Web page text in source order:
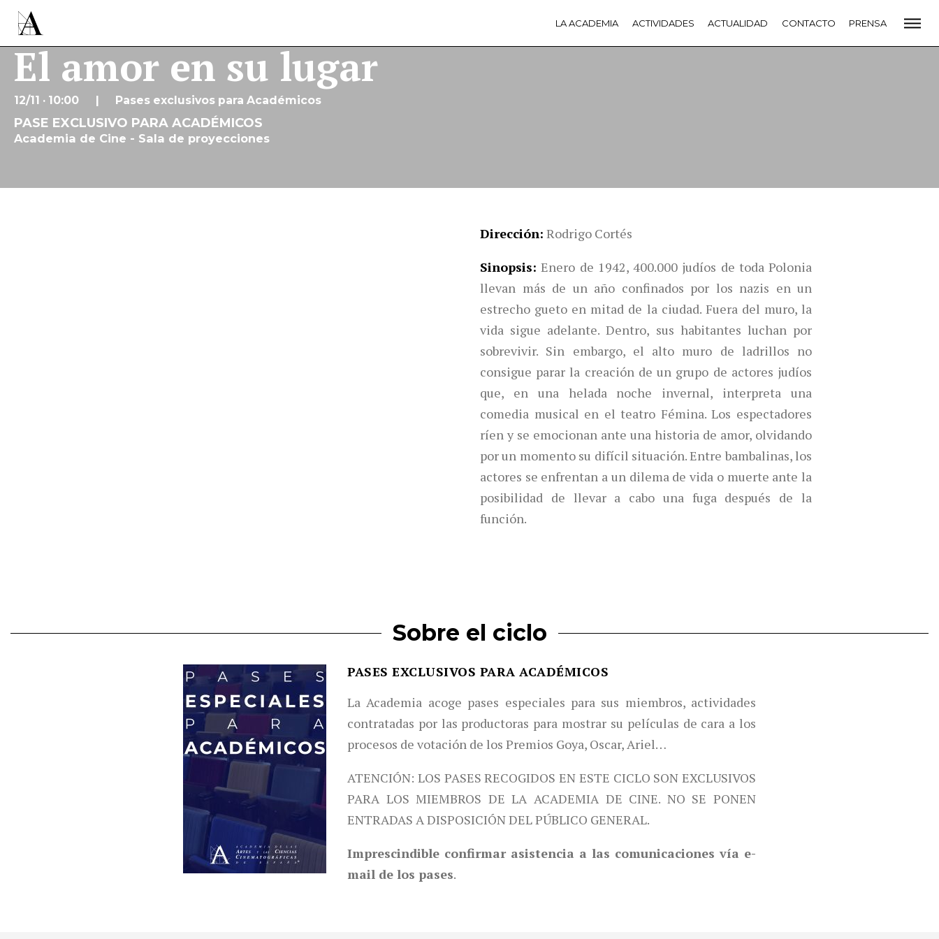
LA ACADEMIA ACTIVIDADES ACTUALIDAD CONTACTO PRENSA
El amor en su lugar
12/11 · 10:00 Pases exclusivos para Académicos
PASE EXCLUSIVO PARA ACADÉMICOS
Academia de Cine - Sala de proyecciones
Dirección Rodrigo Cortés
Sinopsis Enero de 1942, 400.000 judíos de toda Polonia
llevan más de un año confinados por los nazis en un
estrecho gueto en mitad de la ciudad. Fuera del muro, la
vida sigue adelante. Dentro, sus habitantes luchan por
sobrevivir. Sin embargo, el alto muro de ladrillos no
consigue parar la creación de un grupo de actores judíos
que, en una helada noche invernal, interpreta una
comedia musical en el teatro Fémina. Los espectadores
ríen y se emocionan ante una historia de amor, olvidando
por un momento su difícil situación. Entre bambalinas, los
actores se enfrentan a un dilema de vida o muerte ante la
posibilidad de llevar a cabo una fuga después de la
función.
Sobre el ciclo
PASES EXCLUSIVOS PARA ACADÉMICOS
La Academia acoge pases especiales para sus miembros, actividades
contratadas por las productoras para mostrar su películas de cara a los
procesos de votación de los Premios Goya, Oscar, Ariel…
ATENCIÓN: LOS PASES RECOGIDOS EN ESTE CICLO SON EXCLUSIVOS
PARA LOS MIEMBROS DE LA ACADEMIA DE CINE. NO SE PONEN
ENTRADAS A DISPOSICIÓN DEL PÚBLICO GENERAL.
Imprescindible confirmar asistencia a las comunicaciones vía e-
mail de los pases.
LA ACADEMIA PREMIOS GOYA FUNDACIÓN
CONTACTO